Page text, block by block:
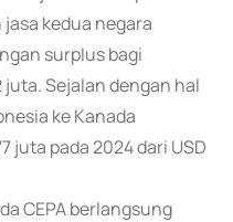
kedua negara
surplus bagi
juta. Sejalan dengan hal
ke Kanada
juta pada 2024 dari USD
CEPA berlangsung